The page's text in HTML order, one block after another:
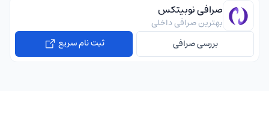
صرافی نوبیتکس
بهترین صرافی داخلی
بررسی صرافی
ثبت نام سریع